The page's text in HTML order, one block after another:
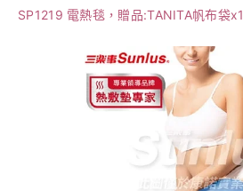
SP1219 電熱毯，贈品:TANITA帆布袋x1